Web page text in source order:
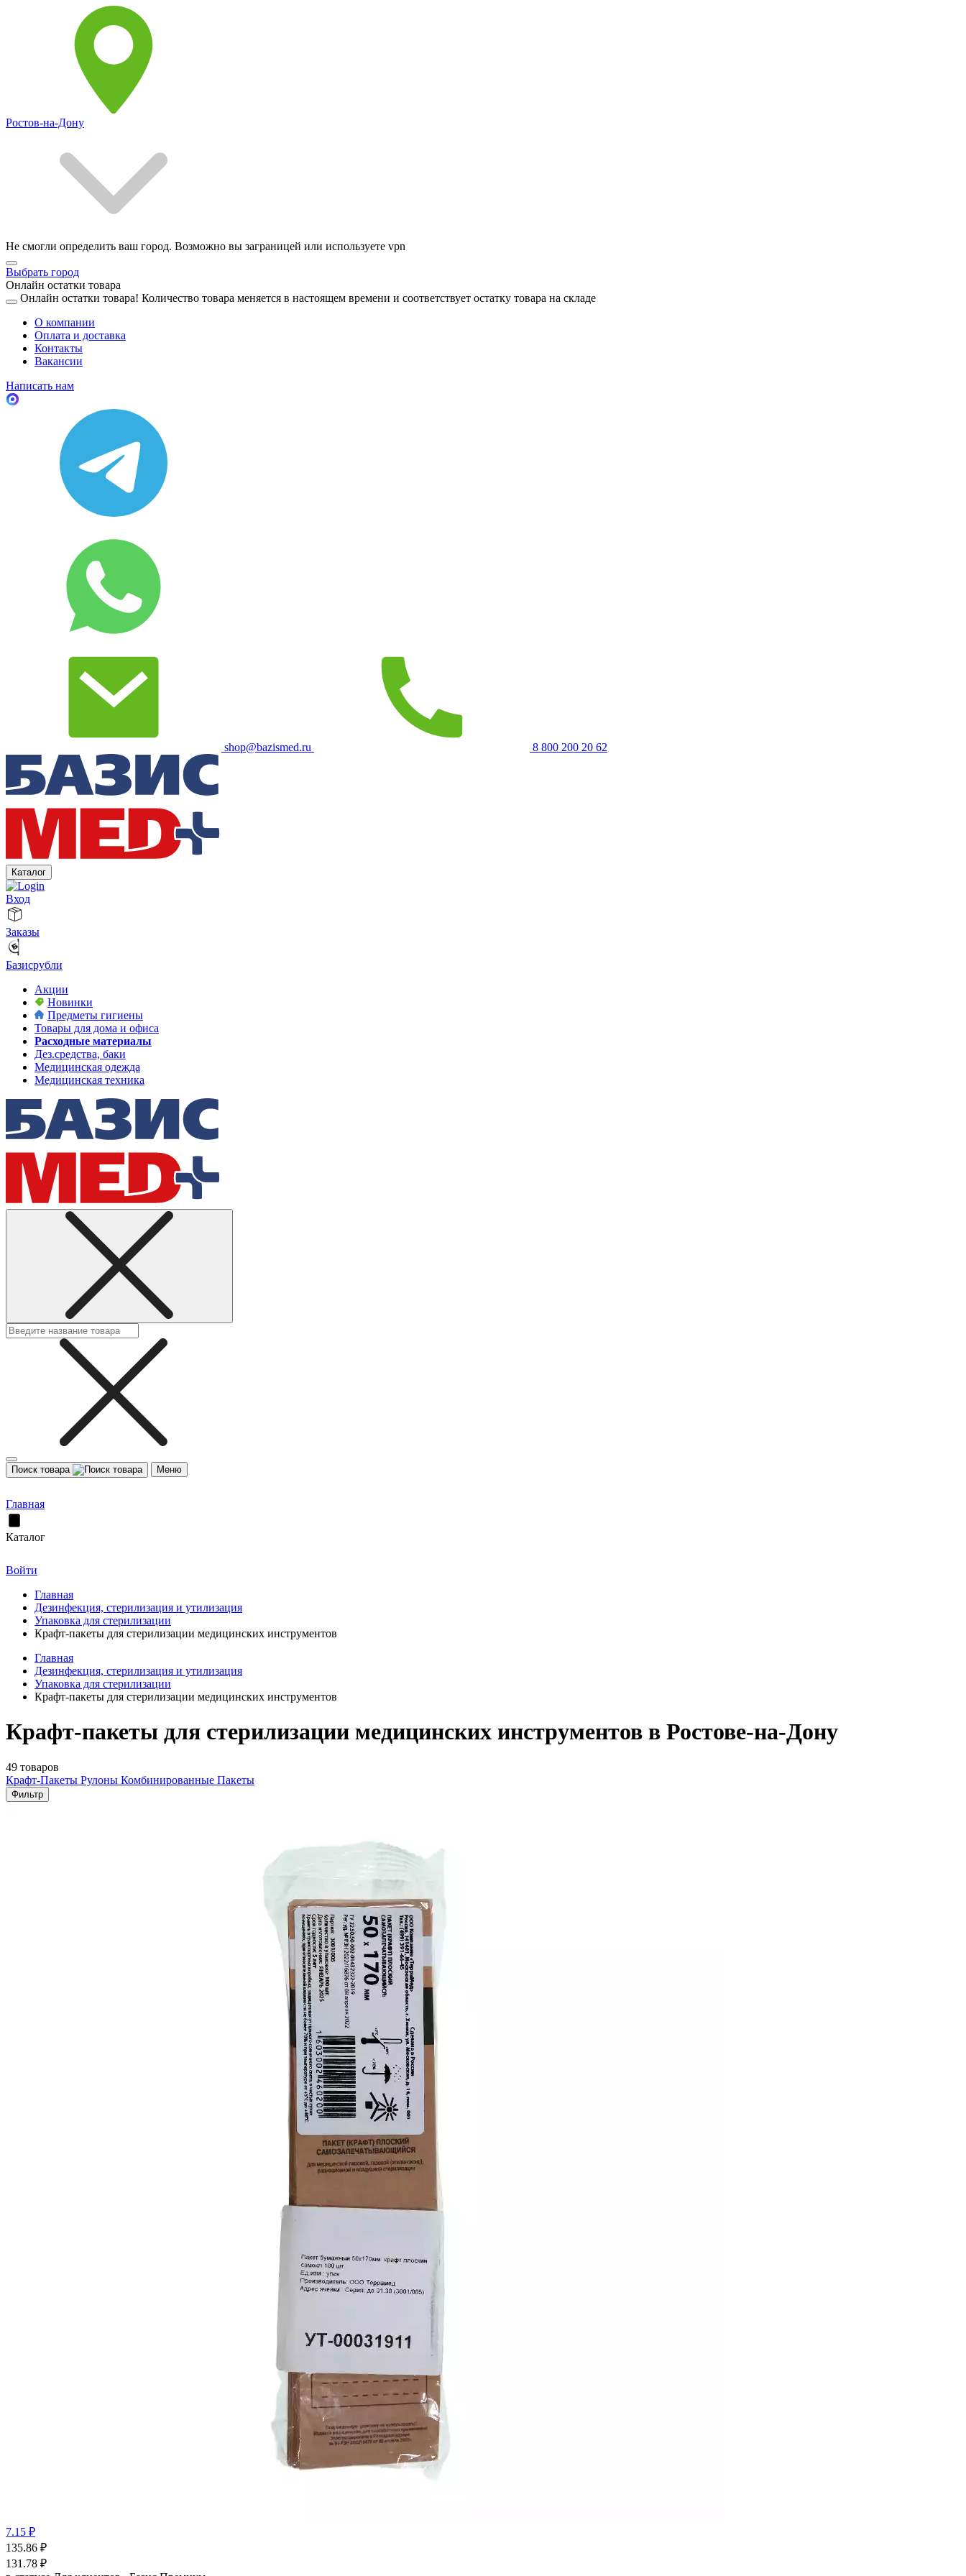
Ростов-на-Дону
Не смогли определить ваш город. Возможно вы заграницей или используете vpn
Выбрать город
Онлайн остатки товара
Онлайн остатки товара! Количество товара меняется в настоящем времени и соответствует остатку товара на складе
О компании
Оплата и доставка
Контакты
Вакансии
Написать нам
shop@bazismed.ru 8 800 200 20 62
Каталог
Вход
Заказы
Базисрубли
Акции
Новинки
Предметы гигиены
Товары для дома и офиса
Расходные материалы
Дез.средства, баки
Медицинская одежда
Медицинская техника
Поиск товара Меню
Главная
Каталог
Войти
Главная
Дезинфекция, стерилизация и утилизация
Упаковка для стерилизации
Крафт-пакеты для стерилизации медицинских инструментов
Главная
Дезинфекция, стерилизация и утилизация
Упаковка для стерилизации
Крафт-пакеты для стерилизации медицинских инструментов
Крафт-пакеты для стерилизации медицинских инструментов в Ростове-на-Дону
49 товаров
Крафт-Пакеты Рулоны Комбинированные Пакеты
Фильтр
7.15 ₽
135.86 ₽
131.78 ₽